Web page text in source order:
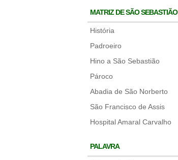
MATRIZ DE SÃO SEBASTIÃO
História
Padroeiro
Hino a São Sebastião
Pároco
Abadia de São Norberto
São Francisco de Assis
Hospital Amaral Carvalho
PALAVRA